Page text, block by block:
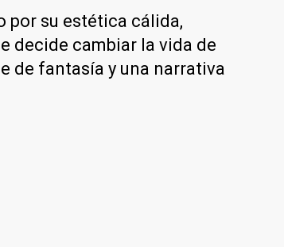
por su estética cálida,
decide cambiar la vida de
de fantasía y una narrativa